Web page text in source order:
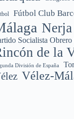
Fútbol Club
Nerja
Socialista Obrero
de la
División de España
Vélez-